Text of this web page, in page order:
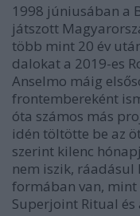
1998 júniusában a
játszott
több mint 20 év
dalokat a 2019-es
Anselmo máig
frontembereként
óta számos más
idén töltötte be az
szerint kilenc
nem iszik,
formában van,
Superjoint Ritual